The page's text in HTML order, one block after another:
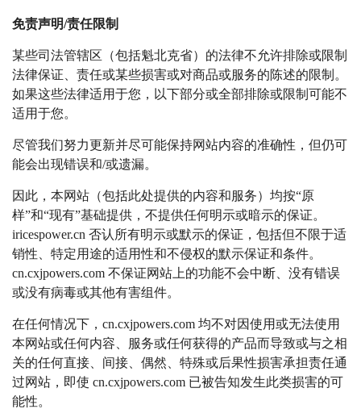
免责声明/责任限制
某些司法管辖区（包括魁北克省）的法律不允许排除或限制
法律保证、责任或某些损害或对商品或服务的陈述的限制。
如果这些法律适用于您，以下部分或全部排除或限制可能不
适用于您。
尽管我们努力更新并尽可能保持网站内容的准确性，但仍可
能会出现错误和/或遗漏。
因此，本网站（包括此处提供的内容和服务）均按“原
样”和“现有”基础提供，不提供任何明示或暗示的保证。
iricespower.cn 否认所有明示或默示的保证，包括但不限于适
销性、特定用途的适用性和不侵权的默示保证和条件。
cn.cxjpowers.com 不保证网站上的功能不会中断、没有错误
或没有病毒或其他有害组件。
在任何情况下，cn.cxjpowers.com 均不对因使用或无法使用
本网站或任何内容、服务或任何获得的产品而导致或与之相
关的任何直接、间接、偶然、特殊或后果性损害承担责任通
过网站，即使 cn.cxjpowers.com 已被告知发生此类损害的可
能性。